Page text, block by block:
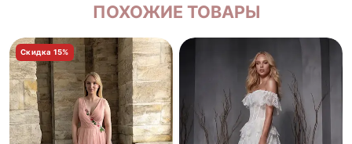
ПОХОЖИЕ ТОВАРЫ
Скидка 15%